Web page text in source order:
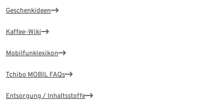
Geschenkideen
Kaffee-Wiki
Mobilfunklexikon
Tchibo MOBIL FAQs
Entsorgung / Inhaltsstoffe